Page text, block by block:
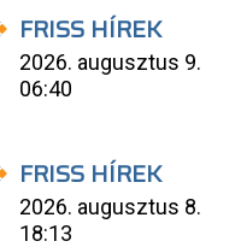
FRISS HÍREK
2026. augusztus 9.
06:40
FRISS HÍREK
2026. augusztus 8.
18:13